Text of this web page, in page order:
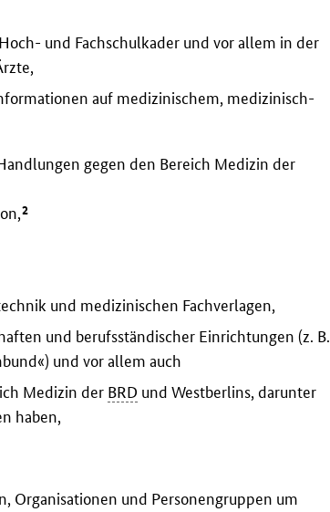
und Fachschulkader und vor allem in der
auf medizinischem, medizinisch-
gegen den Bereich Medizin der
2
und medizinischen Fachverlagen,
und berufsständischer Einrichtungen (z. B.
und vor allem auch
Medizin der BRD und Westberlins, darunter
haben,
Organisationen und Personengruppen um